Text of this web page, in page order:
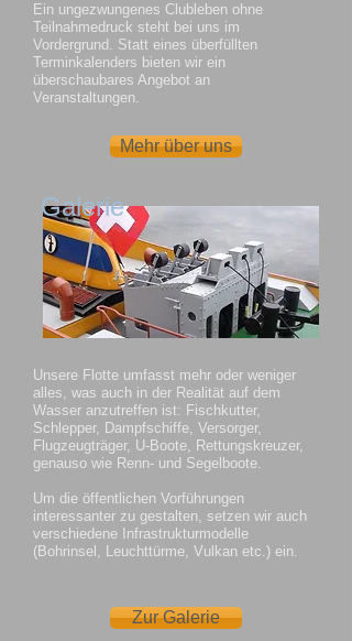
Ein ungezwungenes Clubleben ohne
Teilnahmedruck steht bei uns im
Vordergrund. Statt eines überfüllten
Terminkalenders bieten wir ein
überschaubares Angebot an
Veranstaltungen.
Mehr über uns
Galerie
Unsere Flotte umfasst mehr oder weniger
alles, was auch in der Realität auf dem
Wasser anzutreffen ist: Fischkutter,
Schlepper, Dampfschiffe, Versorger,
Flugzeugträger, U-Boote, Rettungskreuzer,
genauso wie Renn- und Segelboote.
Um die öffentlichen Vorführungen
interessanter zu gestalten, setzen wir auch
verschiedene Infrastrukturmodelle
(Bohrinsel, Leuchttürme, Vulkan etc.) ein.
Zur Galerie